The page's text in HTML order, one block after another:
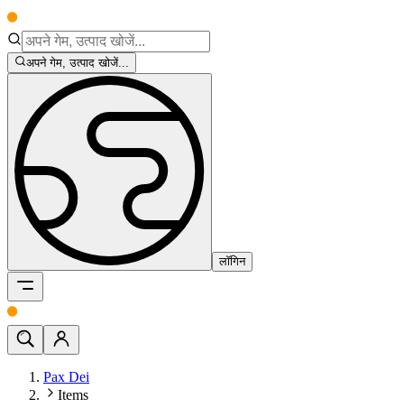
अपने गेम, उत्पाद खोजें...
लॉगिन
Pax Dei
Items